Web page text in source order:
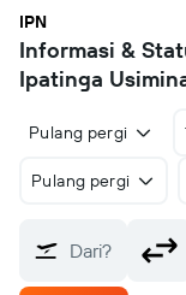
IPN
Informasi &
Ipatinga
Pulang pergi
Pulang pergi
Dari?